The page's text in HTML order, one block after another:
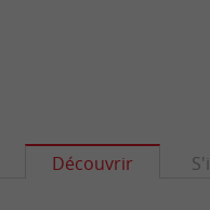
Découvrir